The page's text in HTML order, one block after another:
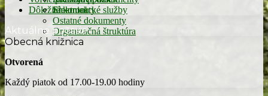
Elektronické služby
Smernice
Ostatné dokumenty
Organizačná štruktúra
Dôležité kontakty
Aktuálne počasie
Obecná knižnica
Otvorená
Každý piatok od 17.00-19.00 hodiny